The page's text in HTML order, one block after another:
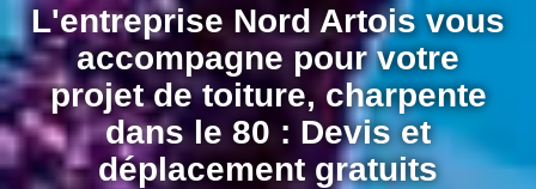
L'entreprise Nord Artois vous
accompagne pour votre
projet de toiture, charpente
dans le 80 : Devis et
déplacement gratuits